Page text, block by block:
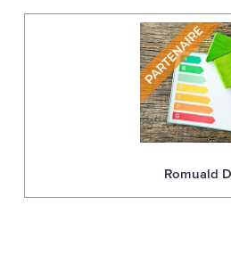
Romuald